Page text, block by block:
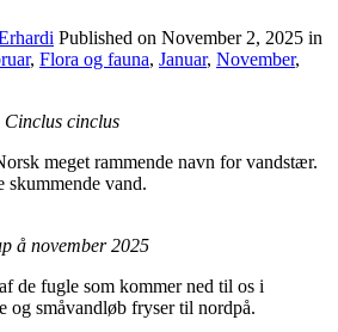
Published on November 2, 2025 in
, Flora og fauna, Januar, November,
Cinclus cinclus
meget rammende navn for vandstær.
skummende vand.
å november 2025
de fugle som kommer ned til os i
og småvandløb fryser til nordpå.